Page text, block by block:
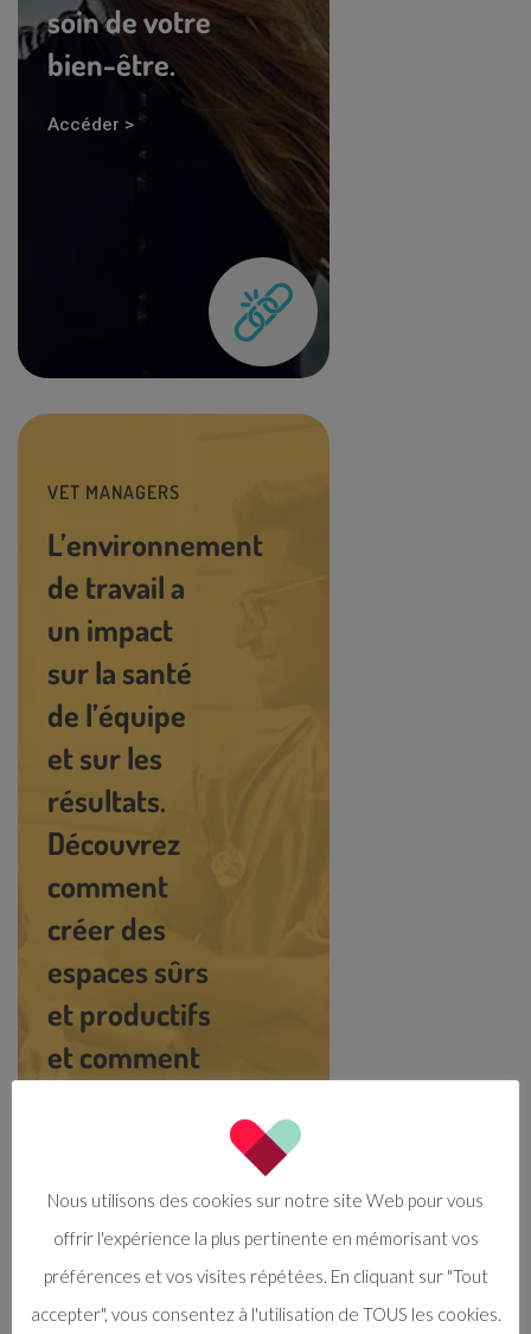
soin de votre
bien-être.
Accéder >
VET MANAGERS
L’environnement
de travail a
un impact
sur la santé
de l’équipe
et sur les
résultats.
Découvrez
comment
créer des
espaces sûrs
et productifs
et comment
de
personnel.
Accéder >
Espace personnel
destinés aux
Nous utilisons des cookies sur notre site Web pour vous
offrir l'expérience la plus pertinente en mémorisant vos
préférences et vos visites répétées. En cliquant sur "Tout
accepter", vous consentez à l'utilisation de TOUS les cookies.